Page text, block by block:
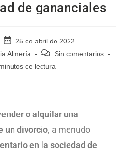
de gananciales
25 de abril de 2022
Almería
Sin comentarios
de lectura
o alquilar una
un divorcio, a menudo
en la sociedad de